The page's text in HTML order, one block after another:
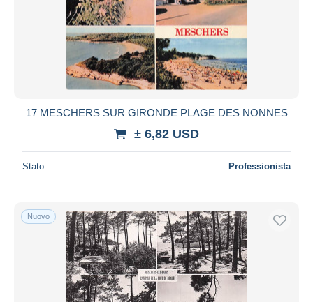
17 MESCHERS SUR GIRONDE PLAGE DES NONNES
± 6,82 USD
Stato Professionista
Nuovo